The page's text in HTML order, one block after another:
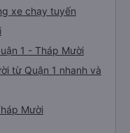
xe chạy tuyến
1 - Tháp Mười
từ Quận 1 nhanh và
Mười